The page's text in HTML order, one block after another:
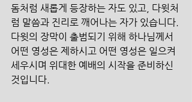
돔처럼 새롭게 등장하는 자도 있고, 다윗처
럼 말씀과 진리로 깨어나는 자가 있습니다.
다윗의 장막이 출범되기 위해 하나님께서
어떤 영성은 제하시고 어떤 영성은 일으켜
세우시며 위대한 예배의 시작을 준비하신
것입니다.